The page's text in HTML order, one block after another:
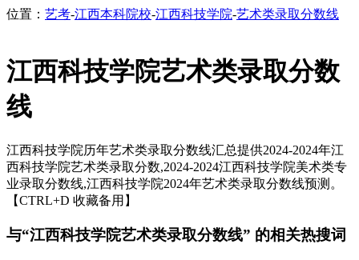
位置： 艺考-江西本科院校-江西科技学院-艺术类录取分数线
江西科技学院艺术类录取分数
线
江西科技学院历年艺术类录取分数线汇总提供2024-2024年江
西科技学院艺术类录取分数,2024-2024江西科技学院美术类专
业录取分数线,江西科技学院2024年艺术类录取分数线预测。
【CTRL+D 收藏备用】
与“江西科技学院艺术类录取分数线” 的相关热搜词